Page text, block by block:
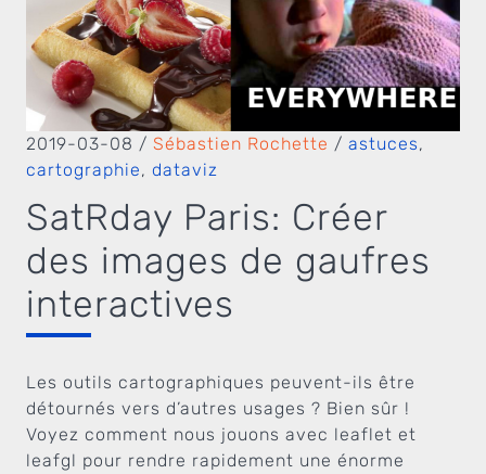
2019-03-08 / Sébastien Rochette / astuces,
cartographie, dataviz
SatRday Paris: Créer
des images de gaufres
interactives
Les outils cartographiques peuvent-ils être
détournés vers d’autres usages ? Bien sûr !
Voyez comment nous jouons avec leaflet et
leafgl pour rendre rapidement une énorme